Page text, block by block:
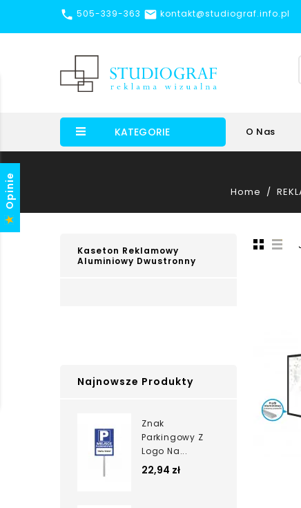
 505-339-363  kontakt@studiograf.info.pl
KATEGORIE O Nas
Home
Kaseton Reklamowy
Aluminiowy Dwustronny
Najnowsze Produkty
Znak
Parkingowy Z
Logo Na...
22,94 zł
Opinie